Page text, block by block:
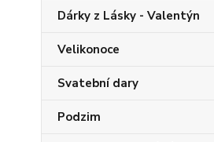
Dárky z Lásky - Valentýn
Velikonoce
Svatební dary
Podzim